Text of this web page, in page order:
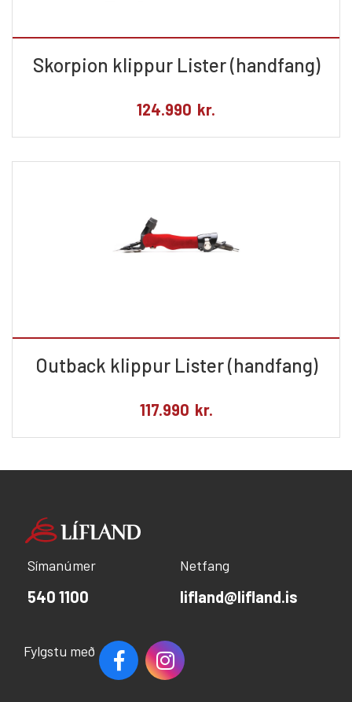
Skorpion klippur Lister (handfang)
124.990 kr.
Outback klippur Lister (handfang)
117.990 kr.
Símanúmer
540 1100
Netfang
lifland@lifland.is
Fylgstu með